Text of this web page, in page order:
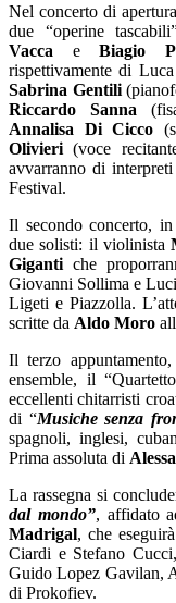
Nel concerto di
due “operine
Vacca eBiagio
rispettivamente di
Sabrina Gentili
Riccardo Sanna
Annalisa Di Cicco
Olivieri (voce
avvarranno di
Festival.
Il secondo concerto,
due solisti: il violinista
Giganti che
Giovanni Sollima e
Ligeti e Piazzolla.
scritte da Aldo Moro
Il terzo
ensemble, il
eccellenti chitarristi
di “Musiche senza
spagnoli, inglesi,
Prima assoluta di
La rassegna si
dal mondo”, affidato
Madrigal, che
Ciardi e Stefano
Guido Lopez Gavilan,
di Prokofiev.